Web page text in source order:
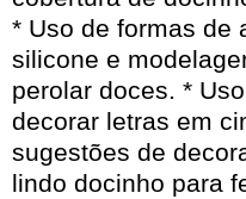
* Uso de formas de
silicone e
perolar doces. *
decorar letras em
sugestões de
lindo docinho para